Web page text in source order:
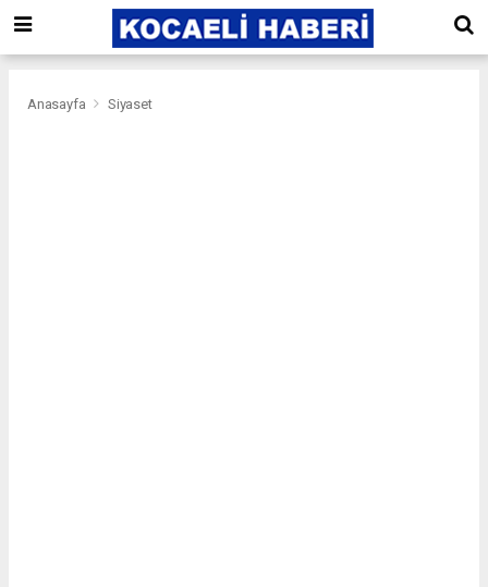
Anasayfa Siyaset